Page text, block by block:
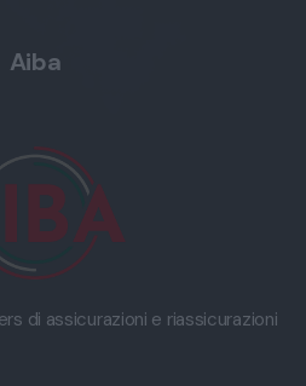
Aiba
di assicurazioni e riassicurazioni